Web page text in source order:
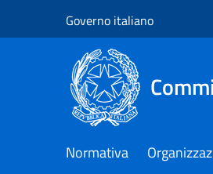
Governo italiano
Normativa